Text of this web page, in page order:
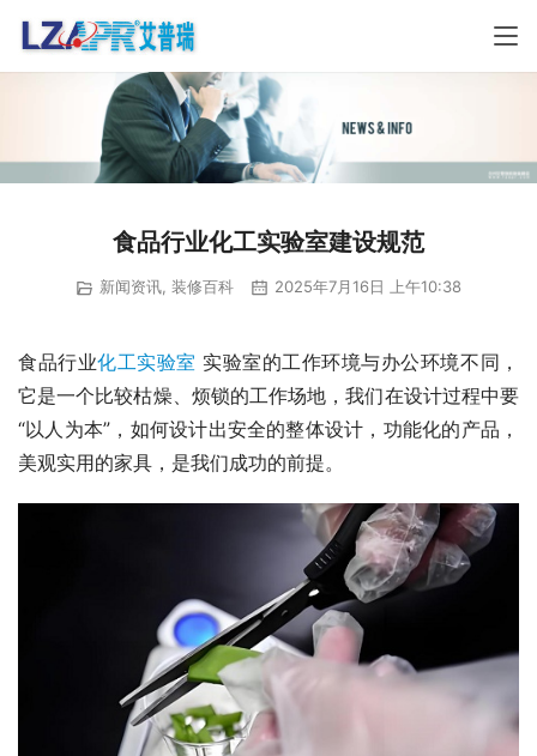
食品行业化工实验室建设规范
新闻资讯, 装修百科 2025年7月16日 上午10:38
食品行业化工实验室 实验室的工作环境与办公环境不同，
它是一个比较枯燥、烦锁的工作场地，我们在设计过程中要
“以人为本”，如何设计出安全的整体设计，功能化的产品，
美观实用的家具，是我们成功的前提。